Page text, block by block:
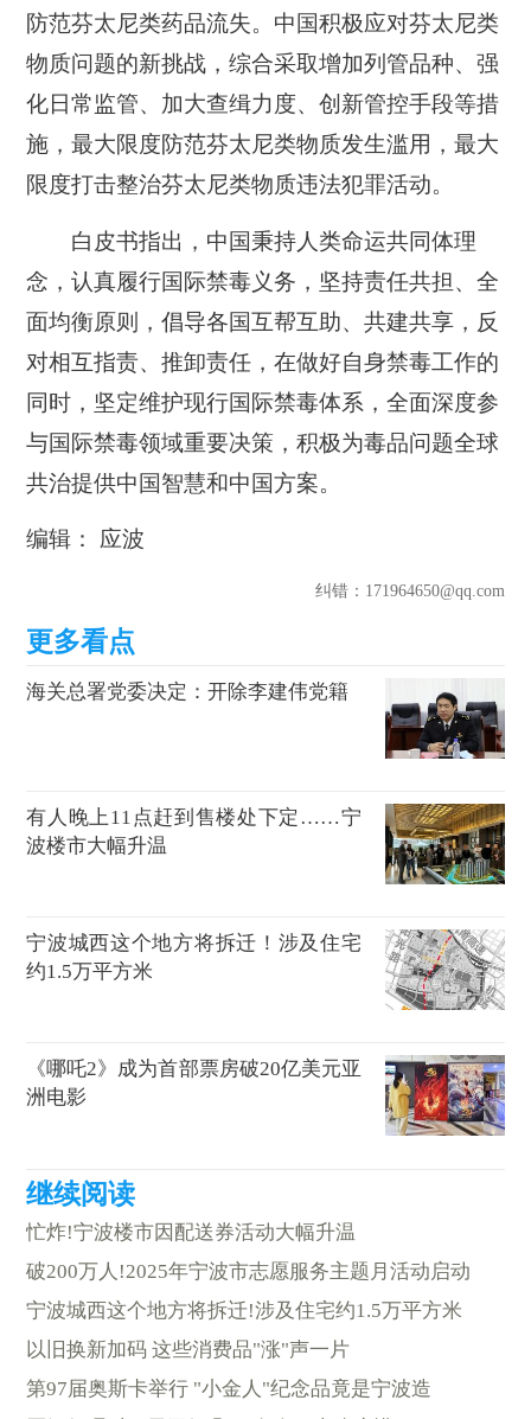
防范芬太尼类药品流失。中国积极应对芬太尼类
物质问题的新挑战，综合采取增加列管品种、强
化日常监管、加大查缉力度、创新管控手段等措
施，最大限度防范芬太尼类物质发生滥用，最大
限度打击整治芬太尼类物质违法犯罪活动。
白皮书指出，中国秉持人类命运共同体理
念，认真履行国际禁毒义务，坚持责任共担、全
面均衡原则，倡导各国互帮互助、共建共享，反
对相互指责、推卸责任，在做好自身禁毒工作的
同时，坚定维护现行国际禁毒体系，全面深度参
与国际禁毒领域重要决策，积极为毒品问题全球
共治提供中国智慧和中国方案。
编辑： 应波
纠错：171964650@qq.com
海关总署党委决定：开除李建伟党籍
有人晚上11点赶到售楼处下定……宁
波楼市大幅升温
宁波城西这个地方将拆迁！涉及住宅
约1.5万平方米
《哪吒2》成为首部票房破20亿美元亚
洲电影
忙炸!宁波楼市因配送券活动大幅升温
破200万人!2025年宁波市志愿服务主题月活动启动
宁波城西这个地方将拆迁!涉及住宅约1.5万平方米
以旧换新加码 这些消费品"涨"声一片
第97届奥斯卡举行 "小金人"纪念品竟是宁波造